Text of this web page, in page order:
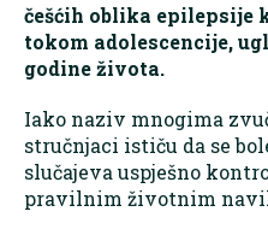
češćih oblika epilepsije
tokom adolescencije,
godine života.
Iako naziv mnogima
stručnjaci ističu da se
slučajeva uspješno
pravilnim životnim